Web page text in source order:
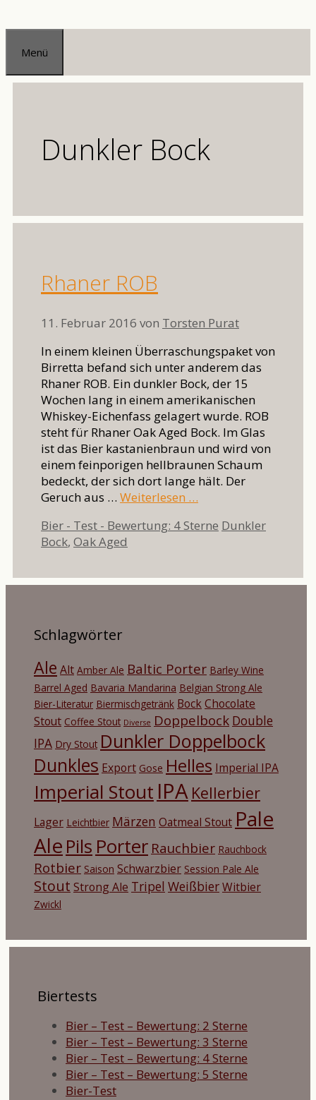
Zum
Inhalt
springen
Menü
Dunkler Bock
Rhaner ROB
11. Februar 2016 von Torsten Purat
In einem kleinen Überraschungspaket von
Birretta befand sich unter anderem das
Rhaner ROB. Ein dunkler Bock, der 15
Wochen lang in einem amerikanischen
Whiskey-Eichenfass gelagert wurde. ROB
steht für Rhaner Oak Aged Bock. Im Glas
ist das Bier kastanienbraun und wird von
einem feinporigen hellbraunen Schaum
bedeckt, der sich dort lange hält. Der
Geruch aus … Weiterlesen …
Kategorien
Bier - Test - Bewertung: 4 Sterne Schlagwörter
Dunkler
Bock, Oak Aged
Schlagwörter
Ale Alt Amber Ale Baltic Porter Barley Wine
Barrel Aged Bavaria Mandarina Belgian Strong Ale
Bier-Literatur Biermischgetränk BockChocolate
Stout Coffee Stout Diverse Doppelbock Double
IPA Dry Stout Dunkler Doppelbock
Dunkles Export Gose Helles Imperial IPA
Imperial Stout IPA Kellerbier
Lager Leichtbier Märzen Oatmeal Stout Pale
Ale Pils Porter Rauchbier Rauchbock
Rotbier Saison Schwarzbier Session Pale Ale
Stout Strong Ale Tripel WeißbierWitbier
Zwickl
Biertests
Bier – Test – Bewertung: 2 Sterne
Bier – Test – Bewertung: 3 Sterne
Bier – Test – Bewertung: 4 Sterne
Bier – Test – Bewertung: 5 Sterne
Bier-Test